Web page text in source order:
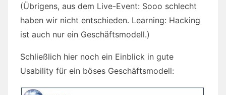
(Übrigens, aus dem Live-Event: Sooo schlecht
haben wir nicht entschieden. Learning: Hacking
ist auch nur ein Geschäftsmodell.)
Schließlich hier noch ein Einblick in gute
Usability für ein böses Geschäftsmodell: